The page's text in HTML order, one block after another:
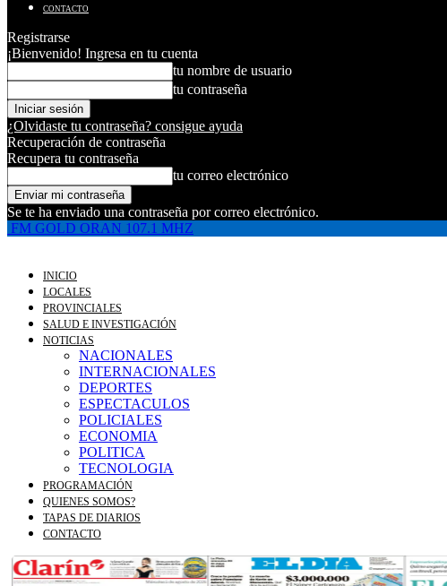
CONTACTO
Registrarse
¡Bienvenido! Ingresa en tu cuenta
tu nombre de usuario
tu contraseña
¿Olvidaste tu contraseña? consigue ayuda
Recuperación de contraseña
Recupera tu contraseña
tu correo electrónico
Se te ha enviado una contraseña por correo electrónico.
FM GOLD ORAN 107.1 MHZ
INICIO
LOCALES
PROVINCIALES
SALUD E INVESTIGACIÓN
NOTICIAS
NACIONALES
INTERNACIONALES
DEPORTES
ESPECTACULOS
POLICIALES
ECONOMIA
POLITICA
TECNOLOGIA
PROGRAMACIÓN
QUIENES SOMOS?
TAPAS DE DIARIOS
CONTACTO